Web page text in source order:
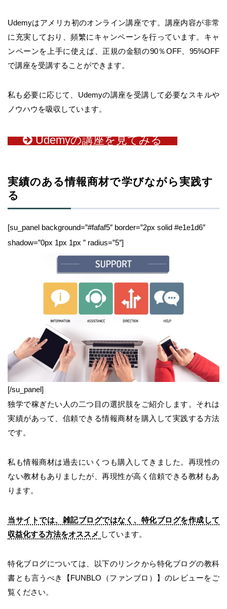
Udemyはアメリカ初のオンライン講座です。講座内容が非常
に充実しており、頻繁にキャンペーンを行っています。キャ
ンペーンを上手に使えば、正規の金額の90％OFF、95%OFF
で講座を受講することができます。
私も必要に応じて、Udemyの講座を受講して必要なスキルや
ノウハウを吸収しています。
Udemyの講座を見てみる
実績のある情報商材で学びながら実践す
る
[su_panel background=”#fafaf5″ border=”2px solid #e1e1d6″
shadow=”0px 1px 1px ” radius=”5″]
[/su_panel]
独学で稼ぎたい人の二つ目の選択肢をご紹介します。それは
実績があって、信頼できる情報商材を購入して実践する方法
です。
私も情報商材は過去にいくつも購入してきました。再現性の
ない教材もありましたが、再現性が高く信頼できる教材もあ
ります。
当サイトでは、雑記ブログではなく、特化ブログを作成して
収益化する方法をオススメ しています。
特化ブログについては、以下のリンクから特化ブログの教科
書とも言うべき【FUNBLO（ファンブロ）】のレビューをご
覧ください。